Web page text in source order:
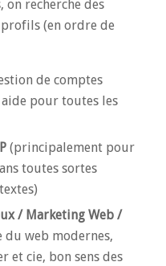
on recherche des
(en ordre de
de comptes
pour toutes les
(principalement pour
toutes sortes
/ Marketing Web /
du web modernes,
et cie, bon sens des